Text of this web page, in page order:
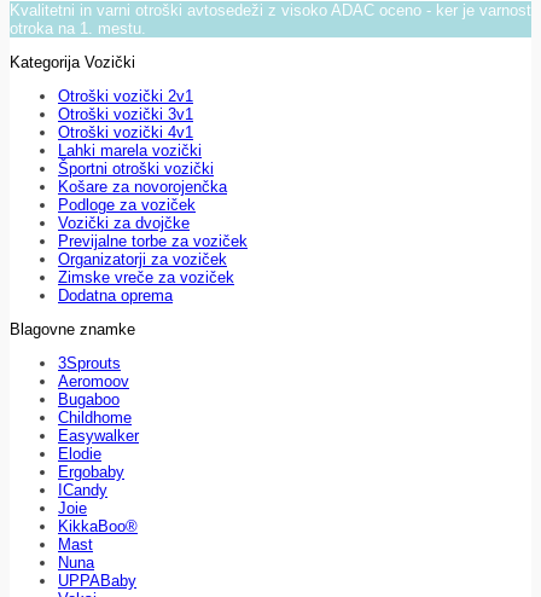
Kvalitetni in varni otroški avtosedeži z visoko ADAC oceno - ker je varnost
otroka na 1. mestu.
Kategorija Vozički
Otroški vozički 2v1
Otroški vozički 3v1
Otroški vozički 4v1
Lahki marela vozički
Športni otroški vozički
Košare za novorojenčka
Podloge za voziček
Vozički za dvojčke
Previjalne torbe za voziček
Organizatorji za voziček
Zimske vreče za voziček
Dodatna oprema
Blagovne znamke
3Sprouts
Aeromoov
Bugaboo
Childhome
Easywalker
Elodie
Ergobaby
ICandy
Joie
KikkaBoo®
Mast
Nuna
UPPABaby